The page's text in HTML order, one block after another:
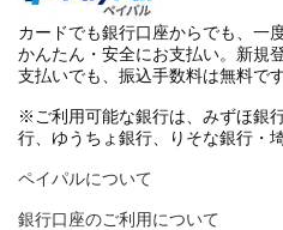
カードでも銀行口座からでも、一
かんたん・安全にお支払い。新規
支払いでも、振込手数料は無料です
※ご利用可能な銀行は、みずほ銀
行、ゆうちょ銀行、りそな銀行・
ペイパルについて
銀行口座のご利用について